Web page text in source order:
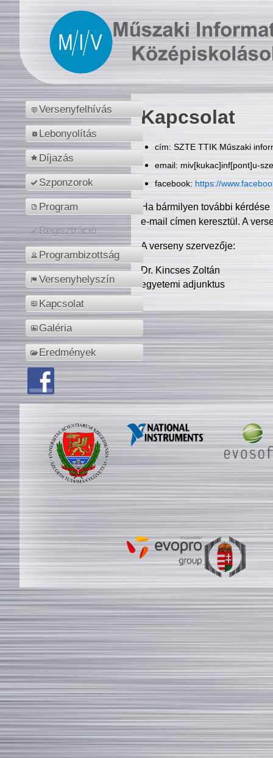
Versenyfelhívás
Lebonyolítás
Díjazás
Szponzorok
Program
Regisztráció
Programbizottság
Versenyhelyszín
Kapcsolat
Galéria
Eredmények
Kapcsolat
cím: SZTE TTIK Műszaki
email: miv[kukac]inf[pont]u-
facebook: https://
Ha bármilyen további
e-mail címen keresztül. A
A verseny szervezője:
Dr. Kincses Zoltán
egyetemi adjunktus